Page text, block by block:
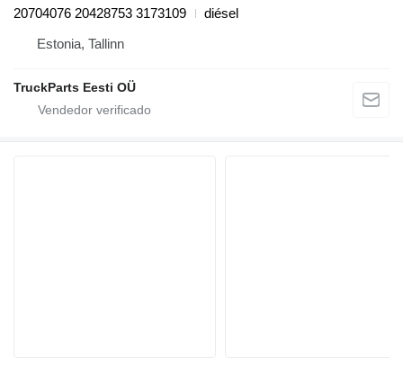
20704076 20428753 3173109
diésel
Estonia, Tallinn
TruckParts Eesti OÜ